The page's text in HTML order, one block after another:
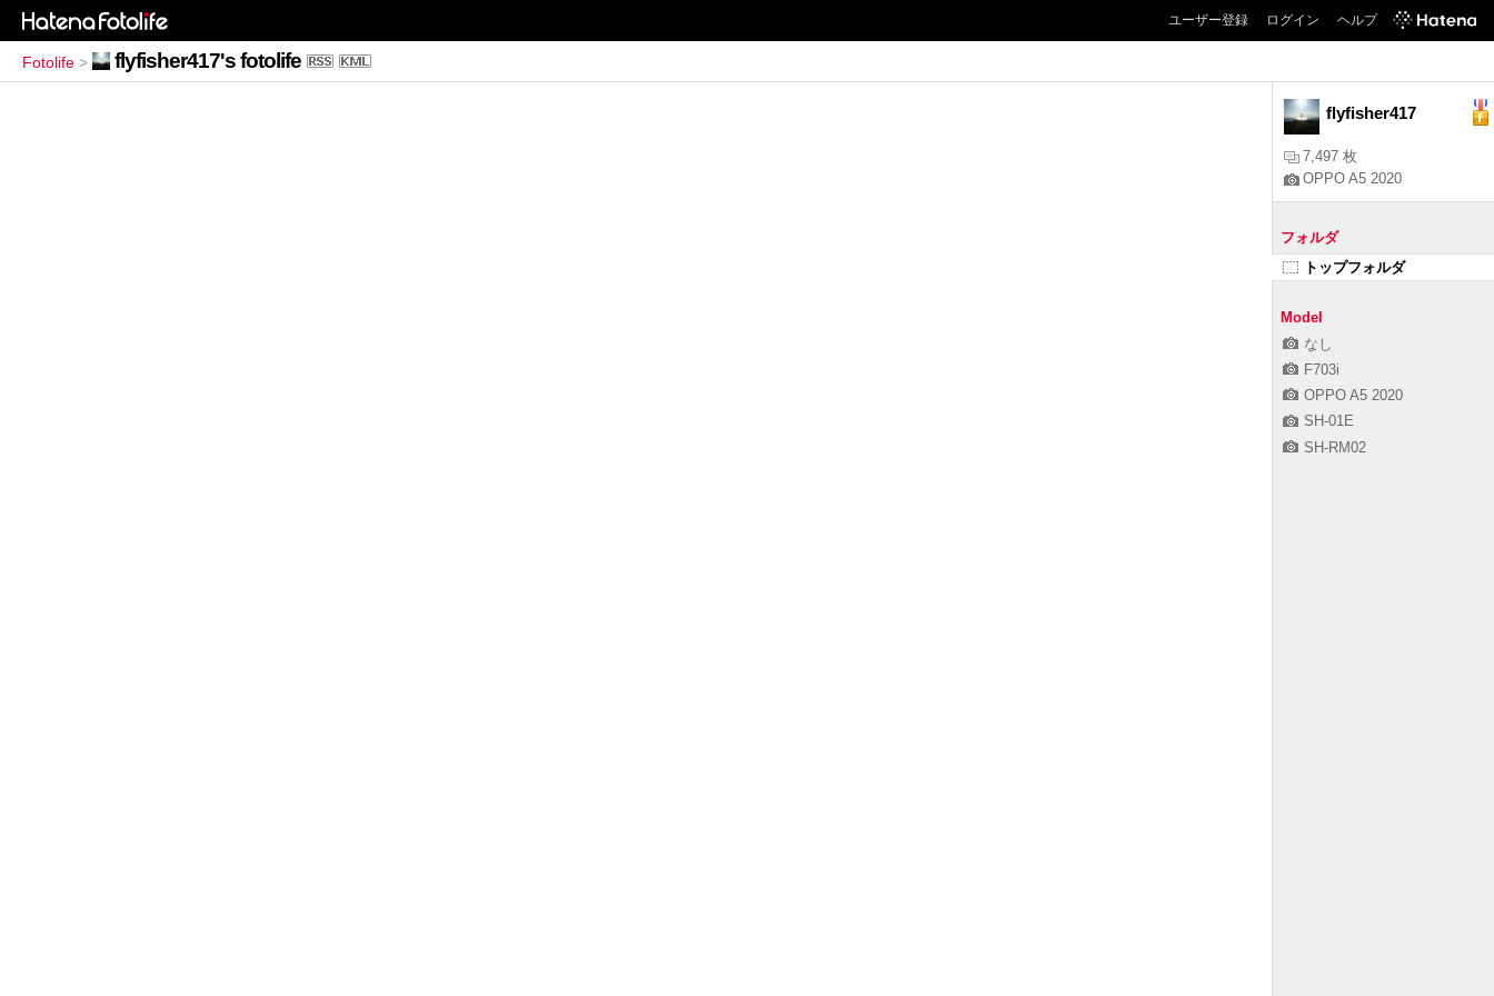
ユーザー登録 ログイン ヘルプ
Fotolife > flyfisher417's fotolife
flyfisher417
7,497 枚
OPPO A5 2020
フォルダ
トップフォルダ
Model
なし
F703i
OPPO A5 2020
SH-01E
SH-RM02